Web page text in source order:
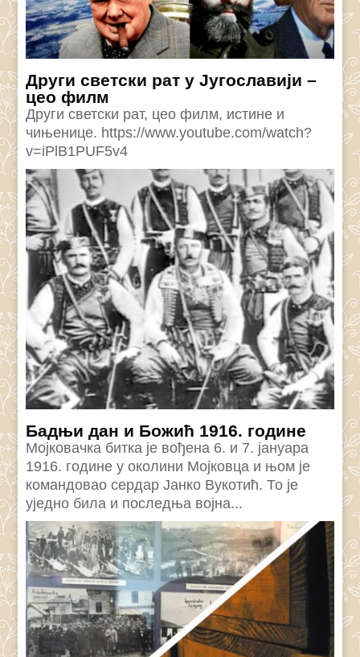
Други светски рат у Југославији –
цео филм
Други светски рат, цео филм, истине и
чињенице. https://www.youtube.com/watch?
v=iPlB1PUF5v4
Бадњи дан и Божић 1916. године
Мојковачка битка је вођена 6. и 7. јануара
1916. године у околини Мојковца и њом је
командовао сердар Јанко Вукотић. То је
уједно била и последња војна...